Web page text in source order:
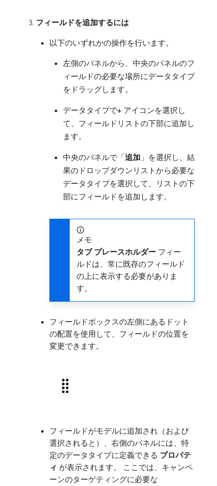
フィールドを追加するには
以下のいずれかの操作を行います。
左側のパネルから、中央のパネルのフ
ィールドの必要な場所にデータタイプ
をドラッグします。
データタイプで​+ アイコンを選択し
て、フィールドリストの下部に追加し
ます。
中央のパネルで「追加 」を選択し、結
果のドロップダウンリストから必要な
データタイプを選択して、リストの下
部にフィールドを追加します。
メモ
タブ プレースホルダー フィー
ルドは、常に既存のフィールド
の上に表示する必要がありま
す。
フィールドボックスの左側にあるドット
の配置を使用して、フィールドの位置を
変更できます。
フィールドがモデルに追加され（および
選択されると）、右側のパネルには、特
定のデータタイプに定義できる​ プロパテ
ィ ​が表示されます。 ここでは、キャンペ
ーンのターゲティングに必要な